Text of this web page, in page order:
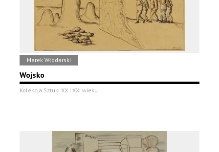
Marek Włodarski
Wojsko
Kolekcja Sztuki XX i XXI wieku